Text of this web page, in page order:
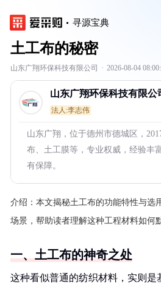
寻源宝典
土工布的秘密
山东广翔环保科技有限公司 · 2026-08-04
山东广翔环保科技有限公
法人:李志伟
山东广翔，位于德州市德城区，
布、土工膜等，专业权威，经验丰
有保障。
介绍： 本文揭秘土工布的功能特性与选
场景，帮助读者理解这种工程材料如何
一、土工布的神奇之处
这种看似普通的纺织材料，实则是